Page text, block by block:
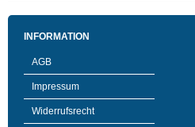
INFORMATION
AGB
Impressum
Widerrufsrecht